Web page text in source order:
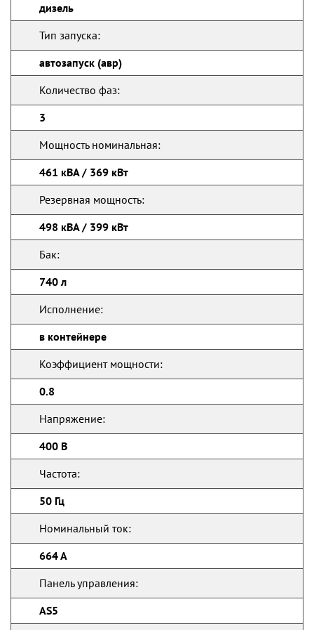
дизель
Тип запуска:
автозапуск (авр)
Количество фаз:
3
Мощность номинальная:
461 кВА / 369 кВт
Резервная мощность:
498 кВА / 399 кВт
Бак:
740 л
Исполнение:
в контейнере
Коэффициент мощности:
0.8
Напряжение:
400 В
Частота:
50 Гц
Номинальный ток:
664 А
Панель управления:
AS5